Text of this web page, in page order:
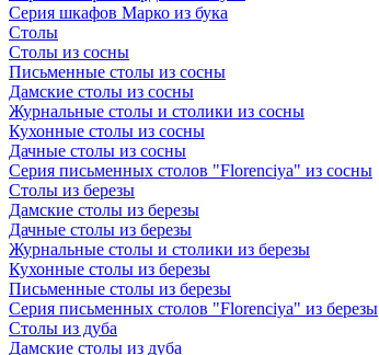
Серия шкафов Марко из бука
Столы
Столы из сосны
Письменные столы из сосны
Дамские столы из сосны
Журнальные столы и столики из сосны
Кухонные столы из сосны
Дачные столы из сосны
Серия письменных столов "Florenciya" из сосны
Столы из березы
Дамские столы из березы
Дачные столы из березы
Журнальные столы и столики из березы
Кухонные столы из березы
Письменные столы из березы
Серия письменных столов "Florenciya" из березы
Столы из дуба
Дамские столы из дуба